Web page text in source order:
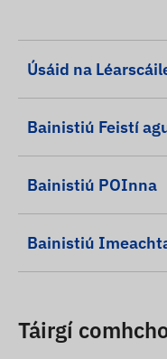
Úsáid na
Bainistiú Feistí
Bainistiú POInna
Bainistiú
Táirgí